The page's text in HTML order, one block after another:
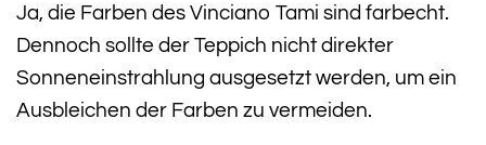
Ja, die Farben des Vinciano Tami sind farbecht.
Dennoch sollte der Teppich nicht direkter
Sonneneinstrahlung ausgesetzt werden, um ein
Ausbleichen der Farben zu vermeiden.